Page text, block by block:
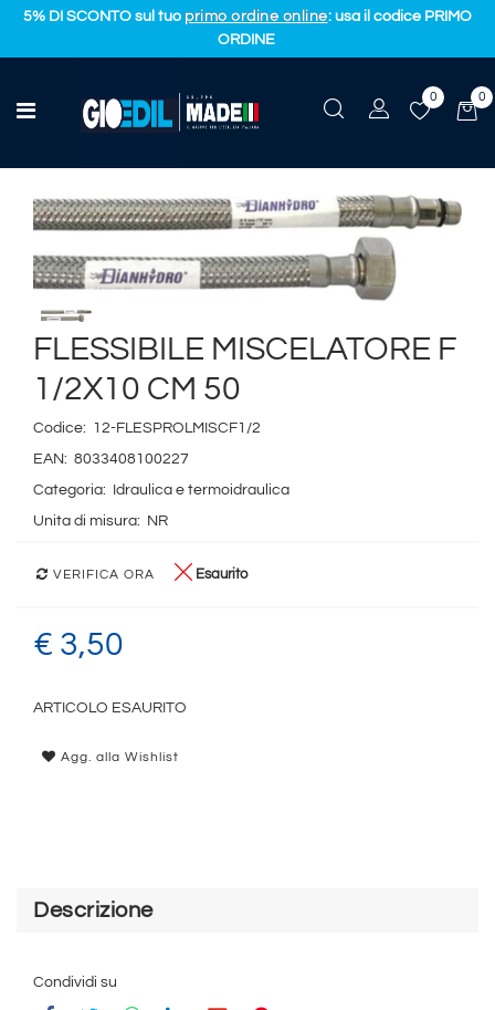
5% DI SCONTO sul tuoprimo ordine online: usa il codice PRIMO
ORDINE
Open menu
0 0
Idraulica e termoidraulica
FLESSIBILE MISCELATORE F 1/2X10 CM 50
FLESSIBILE MISCELATORE F
1/2X10 CM 50
Codice:
12-FLESPROLMISCF1/2
EAN: 8033408100227
Categoria:
Idraulica e termoidraulica
Unita di misura:
NR
VERIFICA ORA Esaurito
€ 3,50
ARTICOLO ESAURITO
Agg. alla Wishlist
Descrizione
Condividi su